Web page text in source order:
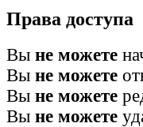
Права доступа
Вы не можете
Вы не можете
Вы не можете
Вы не можете